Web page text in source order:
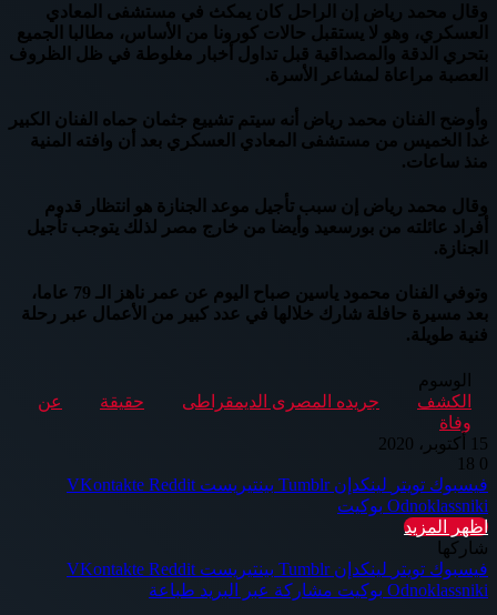
وقال محمد رياض إن الراحل كان يمكث في مستشفى المعادي
العسكري، وهو لا يستقبل حالات كورونا من الأساس، مطالبا الجميع
بتحري الدقة والمصداقية قبل تداول أخبار مغلوطة في ظل الظروف
العصبة مراعاة لمشاعر الأسرة.
وأوضح الفنان محمد رياض أنه سيتم تشييع جثمان حماه الفنان الكبير
غدا الخميس من مستشفى المعادي العسكري بعد أن وافته المنية
منذ ساعات.
وقال محمد رياض إن سبب تأجيل موعد الجنازة هو انتظار قدوم
أفراد عائلته من بورسعيد وأيضا من خارج مصر لذلك يتوجب تأجيل
الجنازة.
وتوفي الفنان محمود ياسين صباح اليوم عن عمر ناهز الـ 79 عاما،
بعد مسيرة حافلة شارك خلالها في عدد كبير من الأعمال عبر رحلة
فنية طويلة.
الوسوم
الكشف
جريده المصرى الديمقراطى حقيقة
عن
وفاة
15 أكتوبر، 2020
0
فيسبوك تويتر لينكدإن بينتيريست
Odnoklassniki بوكيت
اظهر المزيد
شاركها
فيسبوك تويتر لينكدإن بينتيريست
Odnoklassniki بوكيت مشاركة عبر البريد طباعة